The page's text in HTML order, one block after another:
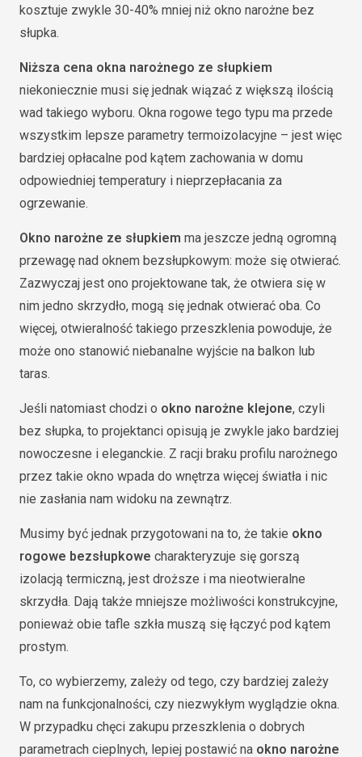
kosztuje zwykle 30-40% mniej niż okno narożne bez
słupka.
Niższa cena okna narożnego ze słupkiem
niekoniecznie musi się jednak wiązać z większą ilością
wad takiego wyboru. Okna rogowe tego typu ma przede
wszystkim lepsze parametry termoizolacyjne – jest więc
bardziej opłacalne pod kątem zachowania w domu
odpowiedniej temperatury i nieprzepłacania za
ogrzewanie.
Okno narożne ze słupkiem ma jeszcze jedną ogromną
przewagę nad oknem bezsłupkowym: może się otwierać.
Zazwyczaj jest ono projektowane tak, że otwiera się w
nim jedno skrzydło, mogą się jednak otwierać oba. Co
więcej, otwieralność takiego przeszklenia powoduje, że
może ono stanowić niebanalne wyjście na balkon lub
taras.
Jeśli natomiast chodzi o okno narożne klejone, czyli
bez słupka, to projektanci opisują je zwykle jako bardziej
nowoczesne i eleganckie. Z racji braku profilu narożnego
przez takie okno wpada do wnętrza więcej światła i nic
nie zasłania nam widoku na zewnątrz.
Musimy być jednak przygotowani na to, że takie okno
rogowe bezsłupkowe charakteryzuje się gorszą
izolacją termiczną, jest droższe i ma nieotwieralne
skrzydła. Dają także mniejsze możliwości konstrukcyjne,
ponieważ obie tafle szkła muszą się łączyć pod kątem
prostym.
To, co wybierzemy, zależy od tego, czy bardziej zależy
nam na funkcjonalności, czy niezwykłym wyglądzie okna.
W przypadku chęci zakupu przeszklenia o dobrych
parametrach cieplnych, lepiej postawić na okno narożne